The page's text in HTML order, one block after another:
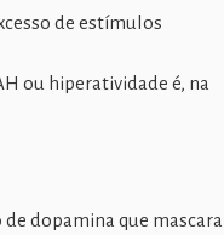
de estímulos
ou hiperatividade é, na
dopamina que mascara